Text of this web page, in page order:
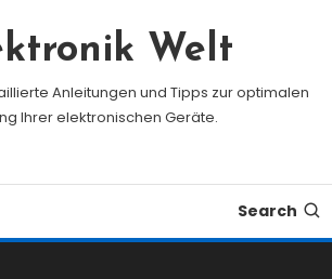
Welt
Anleitungen und Tipps zur optimalen
Ihrer elektronischen Geräte.
Search